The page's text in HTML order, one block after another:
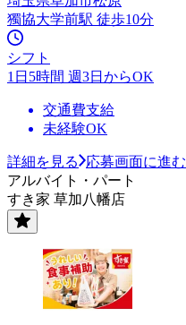
獨協大学前駅 徒歩10分
シフト
1日5時間 週3日からOK
交通費支給
未経験OK
詳細を見る
応募画面に進む
アルバイト・パート
すき家 草加八幡店